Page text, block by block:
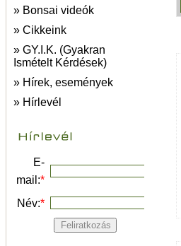
» Bonsai videók
» Cikkeink
» GY.I.K. (Gyakran
Ismételt Kérdések)
» Hírek, események
» Hírlevél
E-
mail:*
Név:*